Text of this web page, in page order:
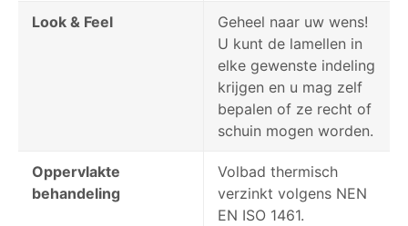
Look & Feel
Geheel naar uw wens!
U kunt de lamellen in
elke gewenste indeling
krijgen en u mag zelf
bepalen of ze recht of
schuin mogen worden.
Oppervlakte
behandeling
Volbad thermisch
verzinkt volgens NEN
EN ISO 1461.